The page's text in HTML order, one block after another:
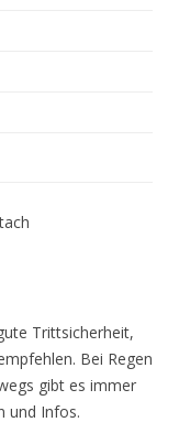
Trittsicherheit,
Bei Regen
gibt es immer
und Infos.